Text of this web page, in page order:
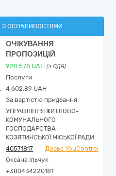
З ОСОБЛИВОСТЯМИ
ОЧІКУВАННЯ
ПРОПОЗИЦІЙ
920 578 UAH (з ПДВ)
Послуги
4 602,89 UAH
За вартістю придбання
УПРАВЛІННЯ ЖИТЛОВО-
КОМУНАЛЬНОГО
ГОСПОДАРСТВА
КОЗЯТИНСЬКОЇ МІСЬКОЇ РАДИ
40571817
Досьє YouControl
Оксана Ільчук
+380434220181